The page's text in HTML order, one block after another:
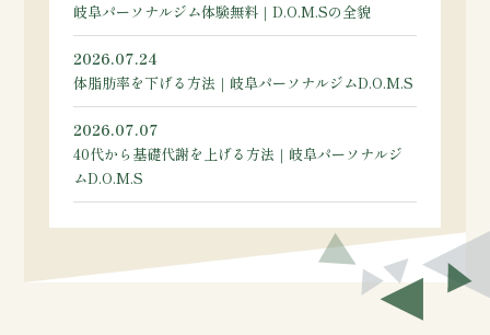
岐阜パーソナルジム体験無料｜D.O.M.Sの全貌
2026.07.24
体脂肪率を下げる方法｜岐阜パーソナルジムD.O.M.S
2026.07.07
40代から基礎代謝を上げる方法｜岐阜パーソナルジ
ムD.O.M.S